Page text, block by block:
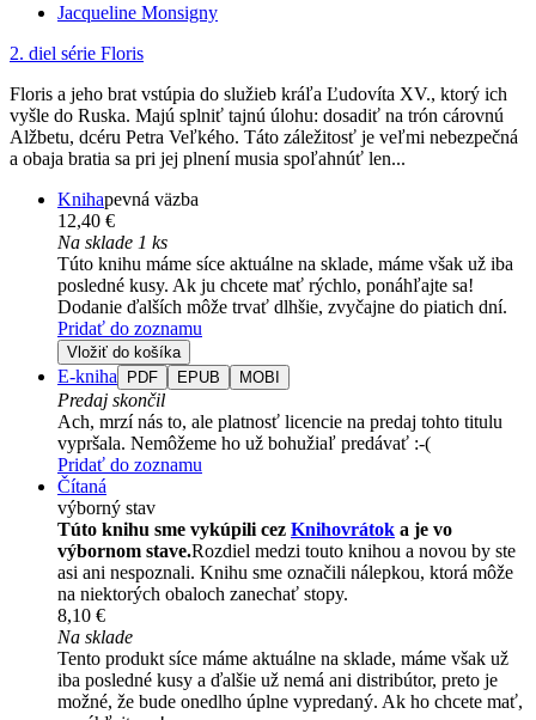
Jacqueline Monsigny
2. diel série Floris
Floris a jeho brat vstúpia do služieb kráľa Ľudovíta XV., ktorý ich
vyšle do Ruska. Majú splniť tajnú úlohu: dosadiť na trón cárovnú
Alžbetu, dcéru Petra Veľkého. Táto záležitosť je veľmi nebezpečná
a obaja bratia sa pri jej plnení musia spoľahnúť len...
Knihapevná väzba
12,40 €
Na sklade 1 ks
Túto knihu máme síce aktuálne na sklade, máme však už iba
posledné kusy. Ak ju chcete mať rýchlo, ponáhľajte sa!
Dodanie ďalších môže trvať dlhšie, zvyčajne do piatich dní.
Pridať do zoznamu
Vložiť do košíka
E-kniha PDF EPUB MOBI
Predaj skončil
Ach, mrzí nás to, ale platnosť licencie na predaj tohto titulu
vypršala. Nemôžeme ho už bohužiaľ predávať :-(
Pridať do zoznamu
Čítaná
výborný stav
Túto knihu sme vykúpili cez Knihovrátok a je vo
výbornom stave.Rozdiel medzi touto knihou a novou by ste
asi ani nespoznali. Knihu sme označili nálepkou, ktorá môže
na niektorých obaloch zanechať stopy.
8,10 €
Na sklade
Tento produkt síce máme aktuálne na sklade, máme však už
iba posledné kusy a ďalšie už nemá ani distribútor, preto je
možné, že bude onedlho úplne vypredaný. Ak ho chcete mať,